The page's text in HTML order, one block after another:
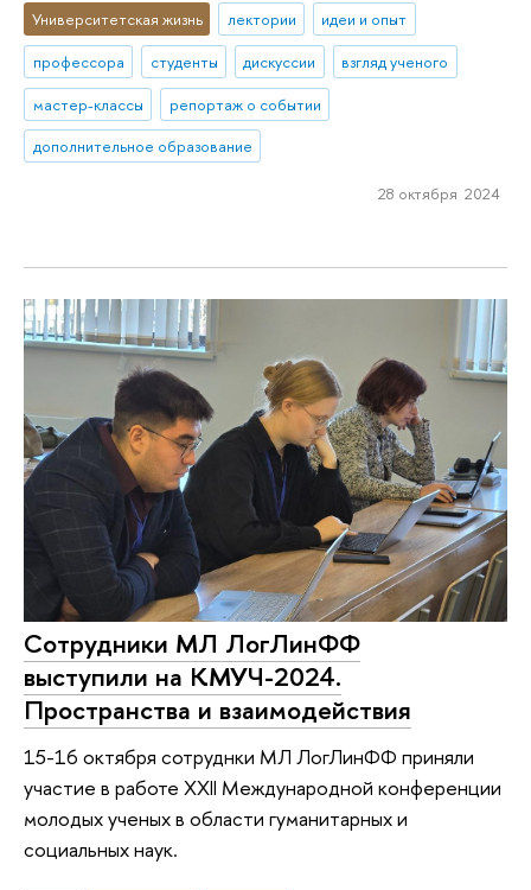
Университетская жизнь лектории
идеи и опыт
профессора
студенты дискуссии
взгляд ученого
мастер-классы
репортаж о событии
дополнительное образование
28 октября 2024
Сотрудники МЛ ЛогЛинФФ
выступили на КМУЧ-2024.
Пространства и взаимодействия
15-16 октября сотруднки МЛ ЛогЛинФФ приняли
участие в работе XXII Международной конференции
молодых ученых в области гуманитарных и
социальных наук.